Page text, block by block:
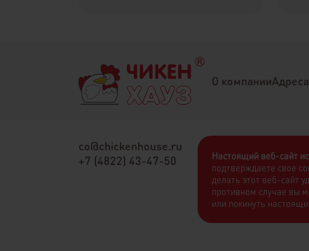
О компании
co@chickenhouse.ru
+7 (4822) 43-47-50
Настоящий веб-сайт
подтверждаете свое
делать этот веб-сайт
противном случае вы
или покинуть